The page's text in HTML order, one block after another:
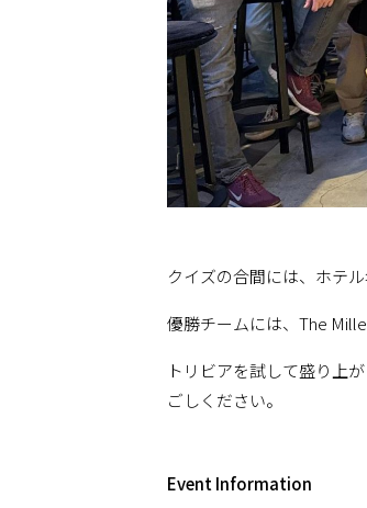
クイズの合間には、ホテ
優勝チームには、The
トリビアを試して盛り上
ごしください。
Event Information